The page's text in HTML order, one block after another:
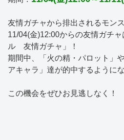
友情ガチャから排出されるモン
11/04(金)12:00からの友情ガチ
ル 友情ガチャ」！
期間中、「火の精・パロット」
アキャラ」達が的中するようにな
この機会をぜひお見逃しなく！